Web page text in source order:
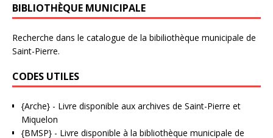
BIBLIOTHÈQUE MUNICIPALE
Recherche dans le catalogue de la bibiliothèque municipale de
Saint-Pierre.
CODES UTILES
{Arche} - Livre disponible aux archives de Saint-Pierre et
Miquelon
{BMSP} - Livre disponible à la bibliothèque municipale de